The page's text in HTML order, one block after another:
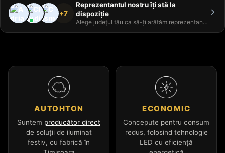
+7
Reprezentantul nostru îți stă la
dispoziție
Alege județul tău ca să-ți arătăm reprezentantul
AUTOHTON
Suntem producător direct
de soluții de iluminat
festiv, cu fabrică în
ECONOMIC
Concepute pentru consum
redus, folosind tehnologie
LED cu eficiență